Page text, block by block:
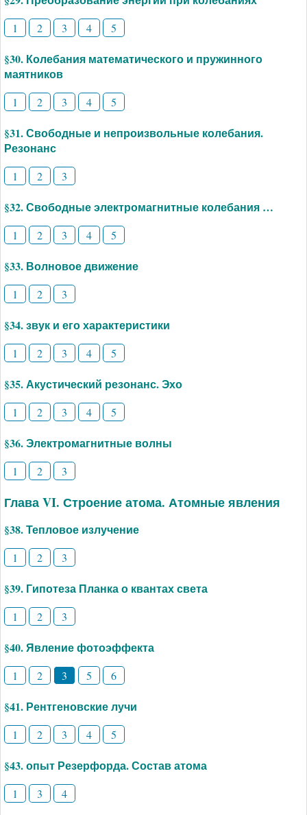
1 2 3 4 5
§30. Колебания математического и пружинного
маятников
1 2 3 4 5
§31. Свободные и непроизвольные колебания.
Резонанс
1 2 3
§32. Свободные электромагнитные колебания …
1 2 3 4 5
§33. Волновое движение
1 2 3
§34. звук и его характеристики
1 2 3 4 5
§35. Акустический резонанс. Эхо
1 2 3 4 5
§36. Электромагнитные волны
1 2 3
Глава VI. Строение атома. Атомные явления
§38. Тепловое излучение
1 2 3
§39. Гипотеза Планка о квантах света
1 2 3
§40. Явление фотоэффекта
1 2 3 5 6
§41. Рентгеновские лучи
1 2 3 4 5
§43. опыт Резерфорда. Состав атома
1 3 4